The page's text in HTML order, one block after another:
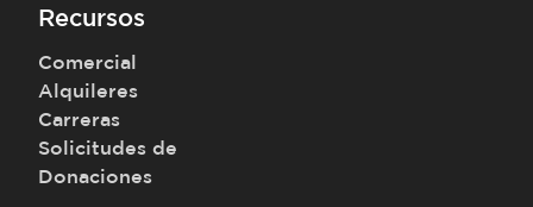
Recursos
Comercial
Alquileres
Carreras
Solicitudes de
Donaciones